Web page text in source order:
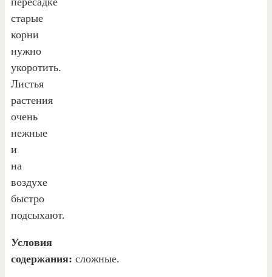
старые
корни
нужно
укоротить.
Листья
растения
очень
нежные
и
на
воздухе
быстро
подсыхают.
Условия
содержания: сложные.